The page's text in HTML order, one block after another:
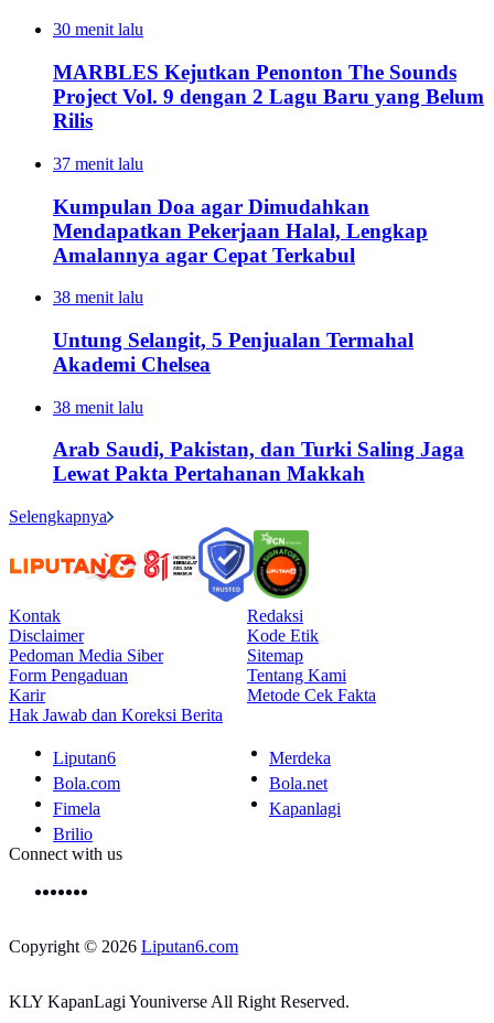
30 menit lalu
MARBLES Kejutkan Penonton The Sounds
Project Vol. 9 dengan 2 Lagu Baru yang Belum
Rilis
37 menit lalu
Kumpulan Doa agar Dimudahkan
Mendapatkan Pekerjaan Halal, Lengkap
Amalannya agar Cepat Terkabul
38 menit lalu
Untung Selangit, 5 Penjualan Termahal
Akademi Chelsea
38 menit lalu
Arab Saudi, Pakistan, dan Turki Saling Jaga
Lewat Pakta Pertahanan Makkah
Selengkapnya
Kontak
Redaksi
Disclaimer
Kode Etik
Pedoman Media Siber
Sitemap
Form Pengaduan
Tentang Kami
Karir
Metode Cek Fakta
Hak Jawab dan Koreksi Berita
Liputan6
Merdeka
Bola.com
Bola.net
Fimela
Kapanlagi
Brilio
Connect with us
Copyright © 2026 Liputan6.com
KLY KapanLagi Youniverse All Right Reserved.